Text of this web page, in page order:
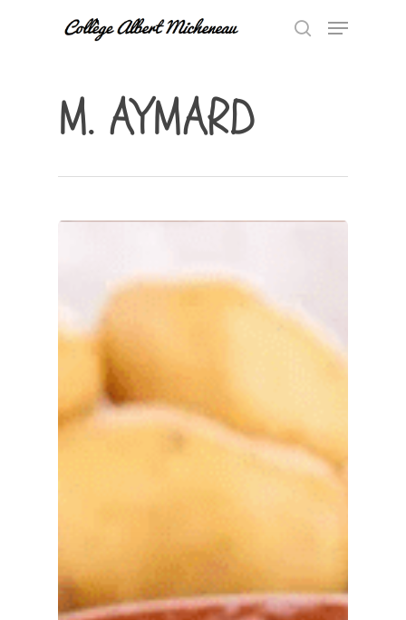
Hit enter to search or ESC to close
M. AYMARD